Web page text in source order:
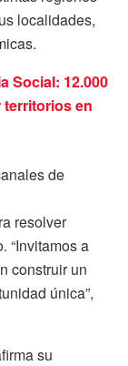
localidades,
Social: 12.000
en
de
resolver
“Invitamos a
construir un
única”,
su